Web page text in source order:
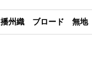
播州織 ブロード 無地